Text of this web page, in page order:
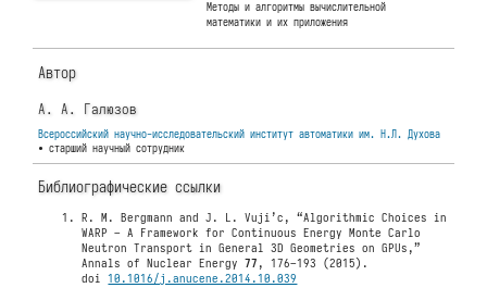
Методы и алгоритмы вычислительной
математики и их приложения
Автор
А. А. Галюзов
Всероссийский научно-исследовательский институт автоматики им. Н.Л. Духова
• старший научный сотрудник
Библиографические ссылки
R. M. Bergmann and J. L. Vuji’c, “Algorithmic Choices in
WARP – A Framework for Continuous Energy Monte Carlo
Neutron Transport in General 3D Geometries on GPUs,”
Annals of Nuclear Energy77 , 176–193 (2015).
doi10.1016/j.anucene.2014.10.039